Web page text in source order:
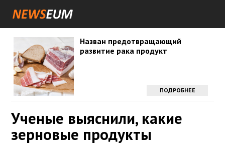
Назван предотвращающий
развитие рака продукт
ПОДРОБНЕЕ
Ученые выяснили, какие
зерновые продукты